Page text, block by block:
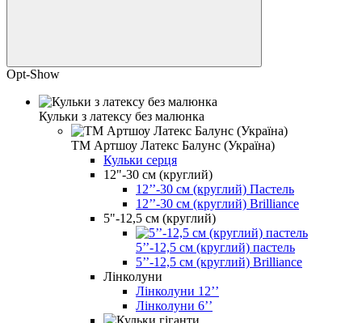
Opt-Show
Кульки з латексу без малюнка
ТМ Артшоу Латекс Балунс (Україна)
Кульки серця
12"-30 см (круглий)
12’’-30 см (круглий) Пастель
12’’-30 см (круглий) Brilliance
5"-12,5 см (круглий)
5’’-12,5 см (круглий) пастель
5’’-12,5 см (круглий) Brilliance
Лінколуни
Лінколуни 12ʼʼ
Лінколуни 6ʼʼ